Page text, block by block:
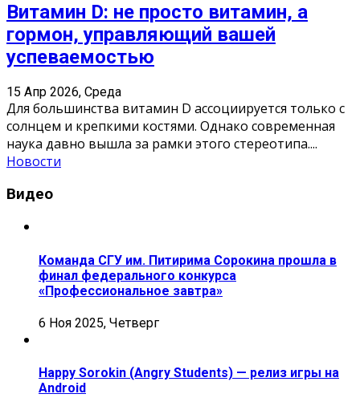
Витамин D: не просто витамин, а
гормон, управляющий вашей
успеваемостью
15 Апр 2026, Среда
Для большинства витамин D ассоциируется только с
солнцем и крепкими костями. Однако современная
наука давно вышла за рамки этого стереотипа....
Новости
Видео
Команда СГУ им. Питирима Сорокина прошла в
финал федерального конкурса
«Профессиональное завтра»
6 Ноя 2025, Четверг
Happy Sorokin (Angry Students) — релиз игры на
Android